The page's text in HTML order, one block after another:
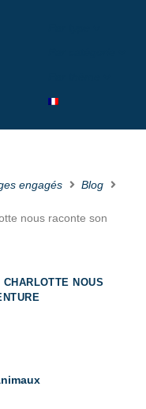
engagés
Blog
nous raconte son
NOUS